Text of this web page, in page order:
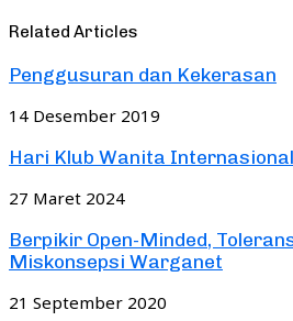
Related Articles
Penggusuran dan Kekerasan
14 Desember 2019
Hari Klub Wanita
27 Maret 2024
Berpikir Open-Minded,
Miskonsepsi Warganet
21 September 2020